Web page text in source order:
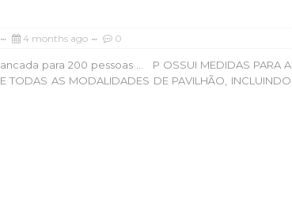
4 months ago 0
para 200 pessoas ... P OSSUI MEDIDAS PARA A
TODAS AS MODALIDADES DE PAVILHÃO, INCLUINDO